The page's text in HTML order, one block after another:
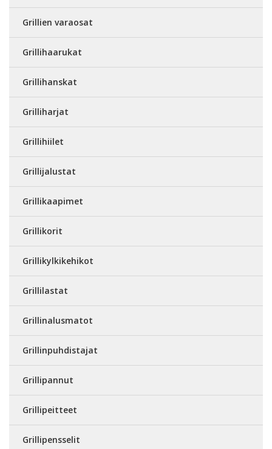
Grillien varaosat
Grillihaarukat
Grillihanskat
Grilliharjat
Grillihiilet
Grillijalustat
Grillikaapimet
Grillikorit
Grillikylkikehikot
Grillilastat
Grillinalusmatot
Grillinpuhdistajat
Grillipannut
Grillipeitteet
Grillipensselit